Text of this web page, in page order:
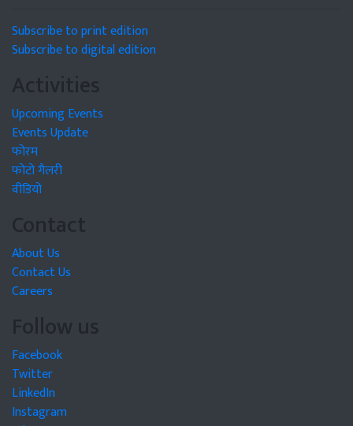
Subscribe to print edition
Subscribe to digital edition
Activities
Upcoming Events
Events Update
फोरम
फोटो गैलरी
वीडियो
Contact
About Us
Contact Us
Careers
Follow us
Facebook
Twitter
LinkedIn
Instagram